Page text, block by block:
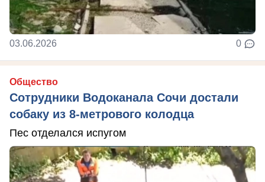
03.06.2026 0
Общество
Сотрудники Водоканала Сочи достали
собаку из 8-метрового колодца
Пес отделался испугом